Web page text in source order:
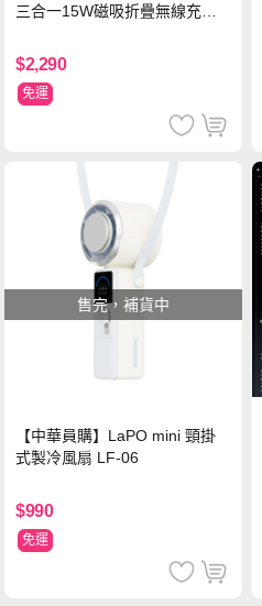
三合一15W磁吸折疊無線充電
$2,290
免運
售完，補貨中
【中華員購】LaPO mini 頸掛
式製冷風扇 LF-06
$990
免運